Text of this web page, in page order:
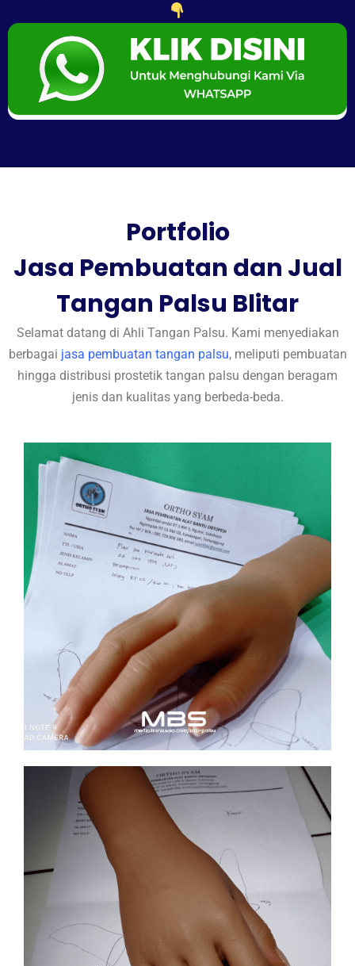
Portfolio
Jasa Pembuatan dan Jual
Tangan Palsu Blitar
Selamat datang di Ahli Tangan Palsu. Kami menyediakan
berbagai jasa pembuatan tangan palsu, meliputi pembuatan
hingga distribusi prostetik tangan palsu dengan beragam
jenis dan kualitas yang berbeda-beda.